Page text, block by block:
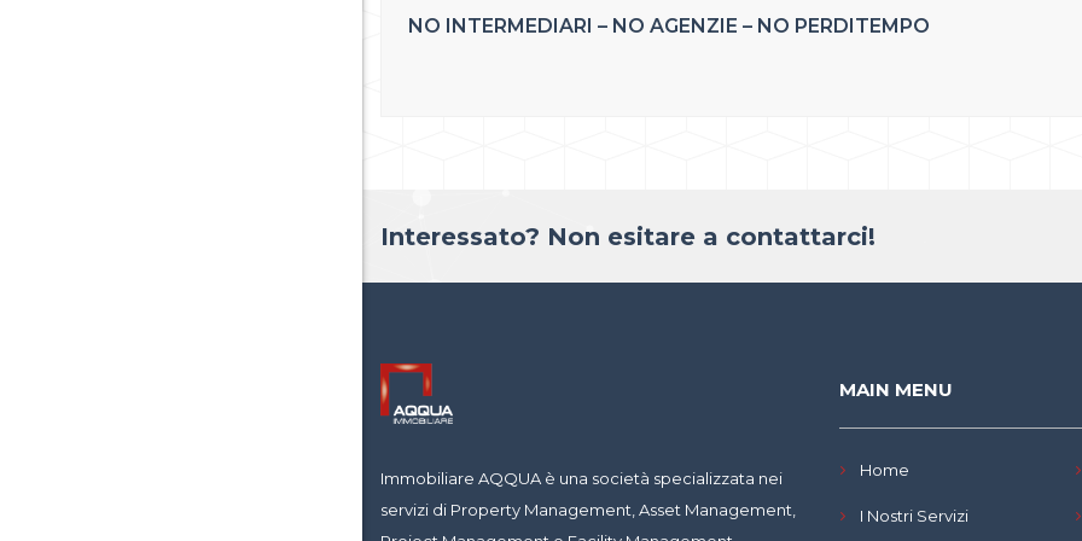
NO INTERMEDIARI – NO AGENZIE – NO PERDITEMPO
Interessato? Non esitare a contattarci!
Immobiliare AQQUA è una società specializzata nei
servizi di Property Management, Asset Management,
MAIN MENU
Home
I Nostri Servizi